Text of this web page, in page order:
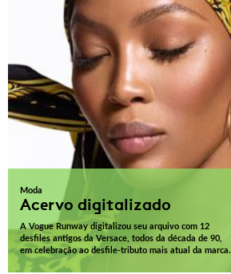
Moda
Acervo digitalizado
A Vogue Runway digitalizou seu arquivo com 12
desfiles antigos da Versace, todos da década de 90,
em celebração ao desfile-tributo mais atual da marca.